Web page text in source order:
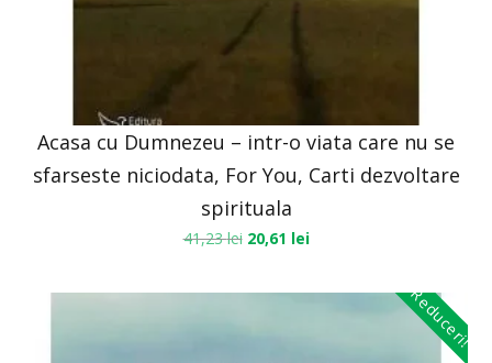
Acasa cu Dumnezeu – intr-o viata care nu se
sfarseste niciodata, For You, Carti dezvoltare
spirituala
41,23lei 20,61 lei
Reduceri!